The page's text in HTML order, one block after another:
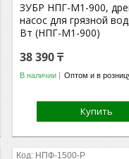
ЗУБР НПГ-М1-900,
насос для грязной
Вт (НПГ-М1-900)
38 390 ₸
В наличии Оптом и в
Купить
НПФ-1500-Р